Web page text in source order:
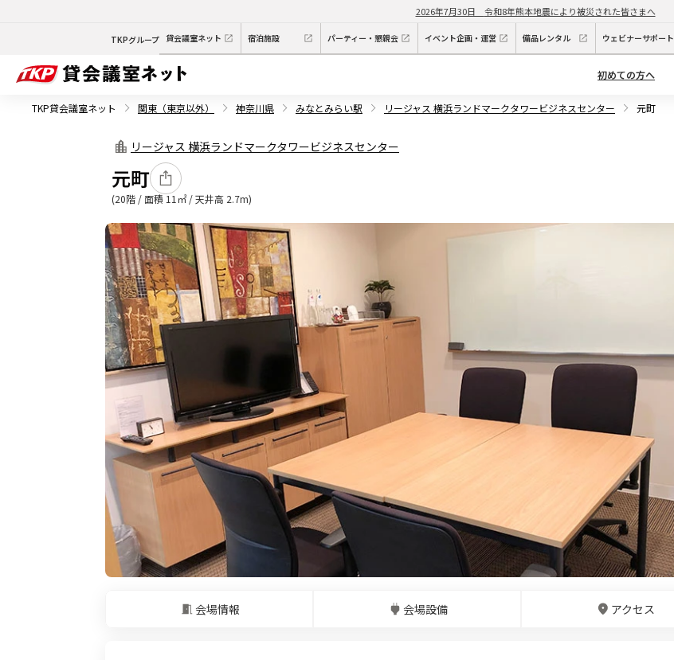
2026年7月30日 令和8年熊本地震により被災された皆さまへ
TKPグループ 貸会議室ネット 宿泊施設 パーティー・懇親会 イベント企画・運営 備品レンタル ウェビナーサポート
初めての方へ
TKP貸会議室ネット 関東（東京以外） 神奈川県 みなとみらい駅 リージャス 横浜ランドマークタワービジネスセンター 元町
リージャス 横浜ランドマークタワービジネスセンター
元町
(20階 / 面積 11㎡ / 天井高 2.7m)
会場情報 会場設備 アクセス